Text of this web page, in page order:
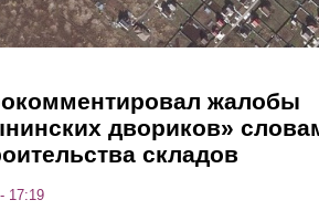
жалобы
двориков»
складов
17:19